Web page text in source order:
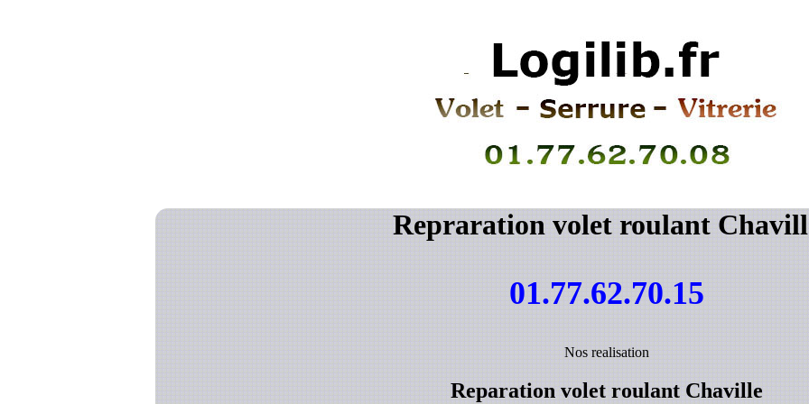
Repraration volet roulant
01.77.62.70.15
Nos realisation
Reparation volet roulant Chaville